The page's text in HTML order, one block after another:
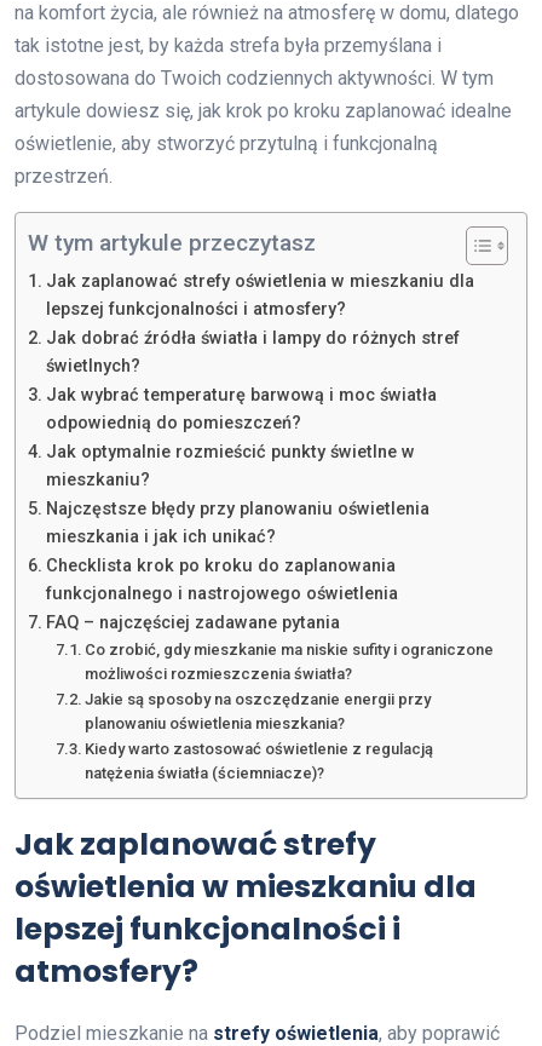
na komfort życia, ale również na atmosferę w domu, dlatego
tak istotne jest, by każda strefa była przemyślana i
dostosowana do Twoich codziennych aktywności. W tym
artykule dowiesz się, jak krok po kroku zaplanować idealne
oświetlenie, aby stworzyć przytulną i funkcjonalną
przestrzeń.
W tym artykule przeczytasz
Jak zaplanować strefy oświetlenia w mieszkaniu dla
lepszej funkcjonalności i atmosfery?
Jak dobrać źródła światła i lampy do różnych stref
świetlnych?
Jak wybrać temperaturę barwową i moc światła
odpowiednią do pomieszczeń?
Jak optymalnie rozmieścić punkty świetlne w
mieszkaniu?
Najczęstsze błędy przy planowaniu oświetlenia
mieszkania i jak ich unikać?
Checklista krok po kroku do zaplanowania
funkcjonalnego i nastrojowego oświetlenia
FAQ – najczęściej zadawane pytania
Co zrobić, gdy mieszkanie ma niskie sufity i ograniczone
możliwości rozmieszczenia światła?
Jakie są sposoby na oszczędzanie energii przy
planowaniu oświetlenia mieszkania?
Kiedy warto zastosować oświetlenie z regulacją
natężenia światła (ściemniacze)?
Jak zaplanować strefy
oświetlenia w mieszkaniu dla
lepszej funkcjonalności i
atmosfery?
Podziel mieszkanie na strefy oświetlenia, aby poprawić